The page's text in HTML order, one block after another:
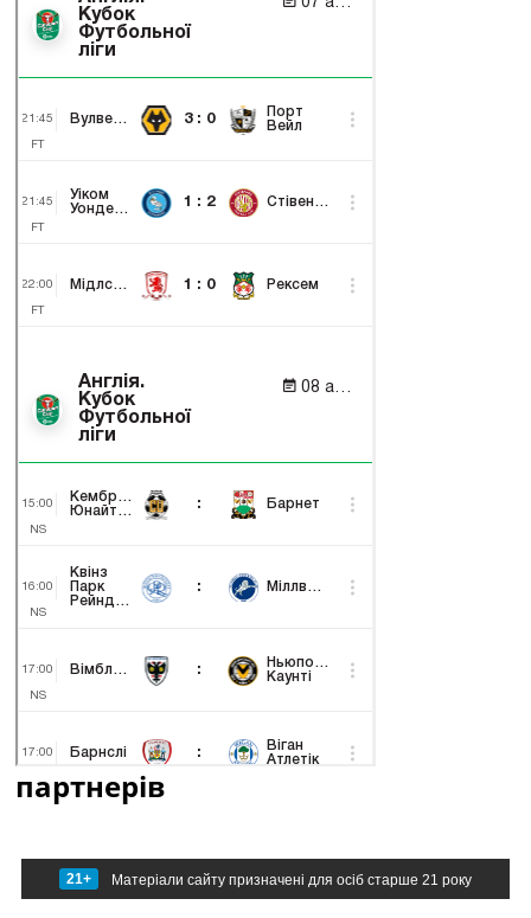
партнерів
21+ Матеріали сайту призначені для осіб старше 21 року